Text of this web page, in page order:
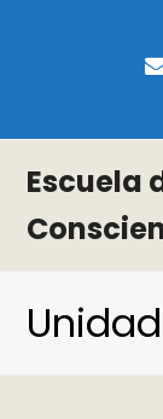
Escuela